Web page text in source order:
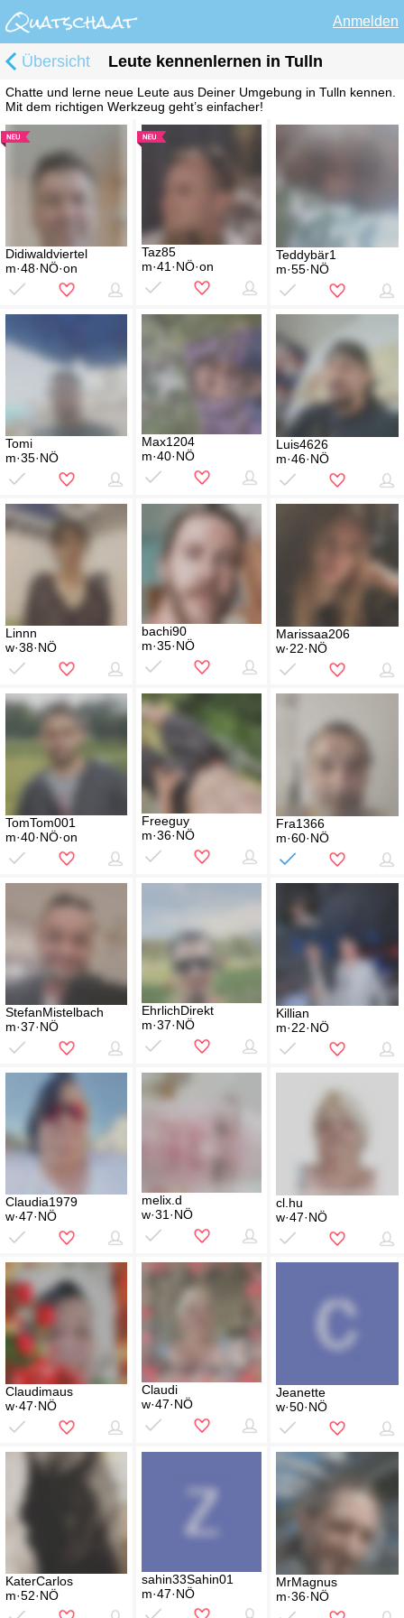
Anmelden
Übersicht Leute kennenlernen in Tulln
Chatte und lerne neue Leute aus Deiner Umgebung in Tulln kennen.
Mit dem richtigen Werkzeug geht’s einfacher!
Didiwaldviertel
m·48·NÖ·on
Taz85
m·41·NÖ·on
Teddybär1
m·55·NÖ
Tomi
m·35·NÖ
Max1204
m·40·NÖ
Luis4626
m·46·NÖ
Linnn
w·38·NÖ
bachi90
m·35·NÖ
Marissaa206
w·22·NÖ
TomTom001
m·40·NÖ·on
Freeguy
m·36·NÖ
Fra1366
m·60·NÖ
StefanMistelbach
m·37·NÖ
EhrlichDirekt
m·37·NÖ
Killian
m·22·NÖ
Claudia1979
w·47·NÖ
melix.d
w·31·NÖ
cl.hu
w·47·NÖ
Claudimaus
w·47·NÖ
Claudi
w·47·NÖ
Jeanette
w·50·NÖ
KaterCarlos
m·52·NÖ
sahin33Sahin01
m·47·NÖ
MrMagnus
m·36·NÖ